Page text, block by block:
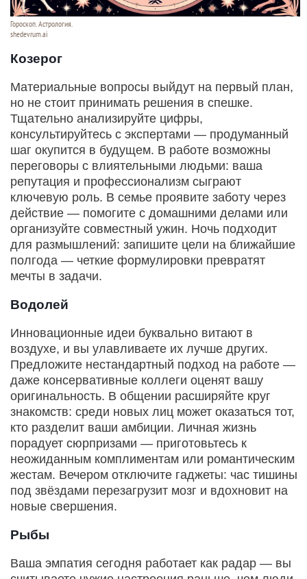
Гороскоп. Астрология.
shedevrum.ai
Козерог
Материальные вопросы выйдут на первый план,
но не стоит принимать решения в спешке.
Тщательно анализируйте цифры,
консультируйтесь с экспертами — продуманный
шаг окупится в будущем. В работе возможны
переговоры с влиятельными людьми: ваша
репутация и профессионализм сыграют
ключевую роль. В семье проявите заботу через
действие — помогите с домашними делами или
организуйте совместный ужин. Ночь подходит
для размышлений: запишите цели на ближайшие
полгода — четкие формулировки превратят
мечты в задачи.
Водолей
Инновационные идеи буквально витают в
воздухе, и вы улавливаете их лучше других.
Предложите нестандартный подход на работе —
даже консервативные коллеги оценят вашу
оригинальность. В общении расширяйте круг
знакомств: среди новых лиц может оказаться тот,
кто разделит ваши амбиции. Личная жизнь
порадует сюрпризами — приготовьтесь к
неожиданным комплиментам или романтическим
жестам. Вечером отключите гаджеты: час тишины
под звёздами перезагрузит мозг и вдохновит на
новые свершения.
Рыбы
Ваша эмпатия сегодня работает как радар — вы